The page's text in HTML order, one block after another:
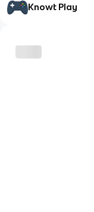
Knowt Play